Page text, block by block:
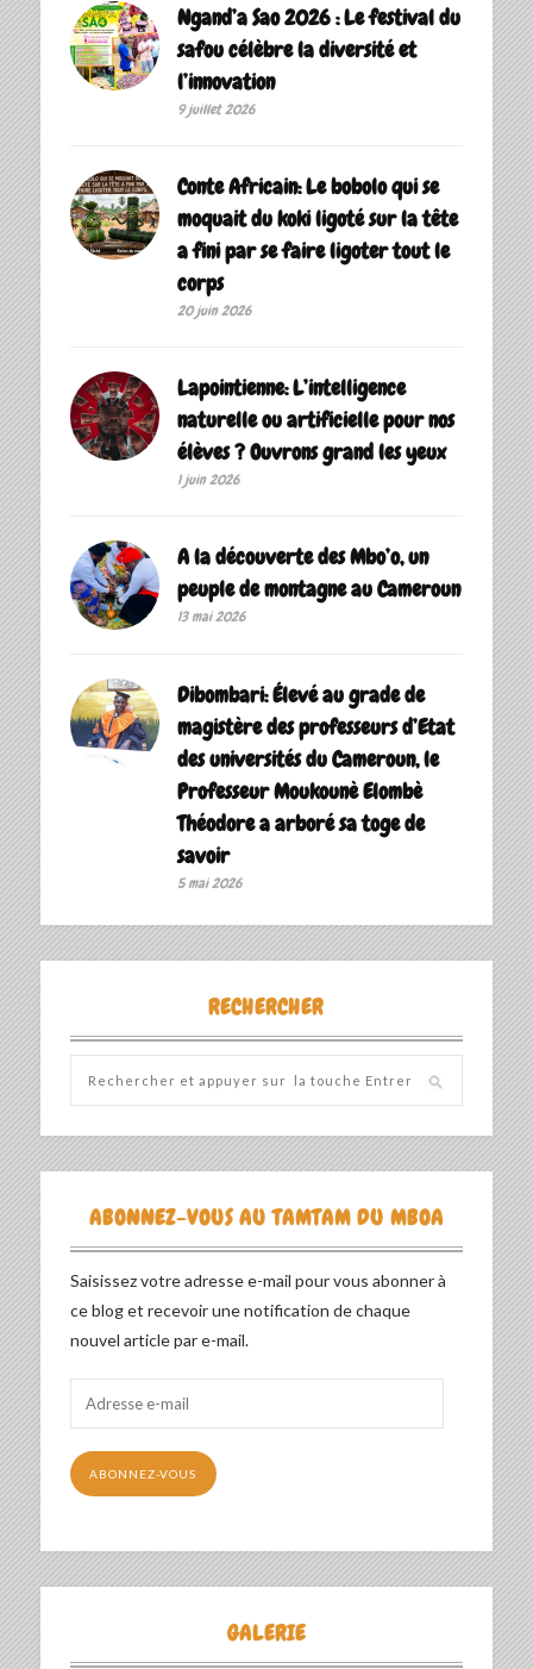
Ngand’a Sao 2026 : Le festival du
safou célèbre la diversité et
l’innovation
9 juillet 2026
Conte Africain: Le bobolo qui se
moquait du koki ligoté sur la tête
a fini par se faire ligoter tout le
corps
20 juin 2026
Lapointienne: L’intelligence
naturelle ou artificielle pour nos
élèves ? Ouvrons grand les yeux
1 juin 2026
A la découverte des Mbo’o, un
peuple de montagne au Cameroun
13 mai 2026
Dibombari: Élevé au grade de
magistère des professeurs d’Etat
des universités du Cameroun, le
Professeur Moukounè Elombè
Théodore a arboré sa toge de
savoir ‎
5 mai 2026
RECHERCHER
ABONNEZ-VOUS AU TAMTAM DU MBOA
Saisissez votre adresse e-mail pour vous abonner à
ce blog et recevoir une notification de chaque
nouvel article par e-mail.
mail
ABONNEZ-VOUS
GALERIE